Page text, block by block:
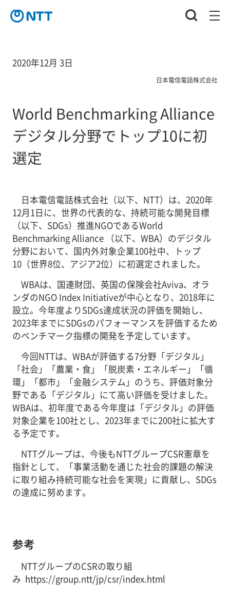
2020年12月 3日
日本電信電話株式会社
World Benchmarking Alliance
デジタル分野でトップ10に初
選定
日本電信電話株式会社（以下、NTT）は、2020年
12月1日に、世界の代表的な、持続可能な開発目標
（以下、SDGs）推進NGOであるWorld
Benchmarking Alliance （以下、WBA）のデジタル
分野において、国内外対象企業100社中、トップ
10（世界8位、アジア2位）に初選定されました。
WBAは、国連財団、英国の保険会社Aviva、オラ
ンダのNGO Index Initiativeが中心となり、2018年に
設立。今年度よりSDGs達成状況の評価を開始し、
2023年までにSDGsのパフォーマンスを評価するため
のベンチマーク指標の開発を予定しています。
今回NTTは、WBAが評価する7分野「デジタル」
「社会」「農業・食」「脱炭素・エネルギー」「循
環」「都市」「金融システム」のうち、評価対象分
野である「デジタル」にて高い評価を受けました。
WBAは、初年度である今年度は「デジタル」の評価
対象企業を100社とし、2023年までに200社に拡大す
る予定です。
NTTグループは、今後もNTTグループCSR憲章を
指針として、「事業活動を通じた社会的課題の解決
に取り組み持続可能な社会を実現」に貢献し、SDGs
の達成に努めます。
参考
NTTグループのCSRの取り組
み https://group.ntt/jp/csr/index.html